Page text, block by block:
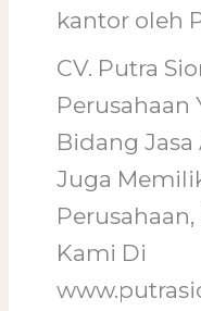
kantor oleh
CV. Putra
Perusahaan
Bidang
Juga
Kami Di